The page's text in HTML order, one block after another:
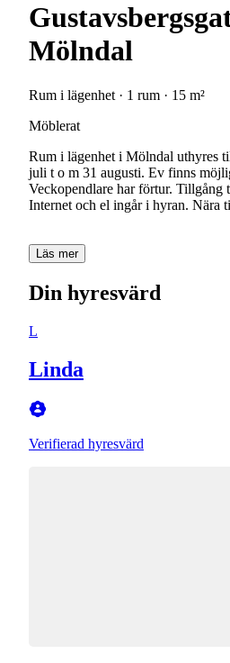
Mölndal
Rum i lägenhet · 1 rum · 15 m²
Möblerat
Rum i lägenhet i Mölndal uthyres
juli t o m 31 augusti. Ev finns
Veckopendlare har förtur. Tillgång
Internet och el ingår i hyran. Nära
Läs mer
Din hyresvärd
L
Linda
Verifierad hyresvärd